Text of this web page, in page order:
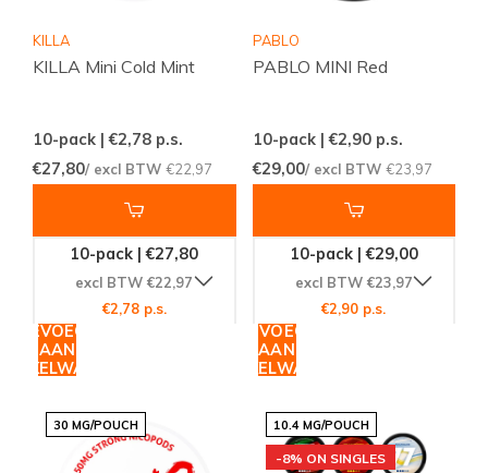
KILLA
KILLA Mini Cold Mint
10-pack | €2,78 p.s.
€27,80/ excl BTW €22,97
10-pack | €27,80
excl BTW €22,97
€2,78 p.s.
TOEVOEGEN
AAN
PABLO
PABLO MINI Red
10-pack | €2,90p.s.
€29,00/ excl BTW €23,97
10-pack | €29,00
excl BTW €23,97
€2,90 p.s.
TOEVOEGEN
AAN
WINKELWAGEN
30 MG/POUCH 10.4 MG/POUCH
-8% ON SINGLES